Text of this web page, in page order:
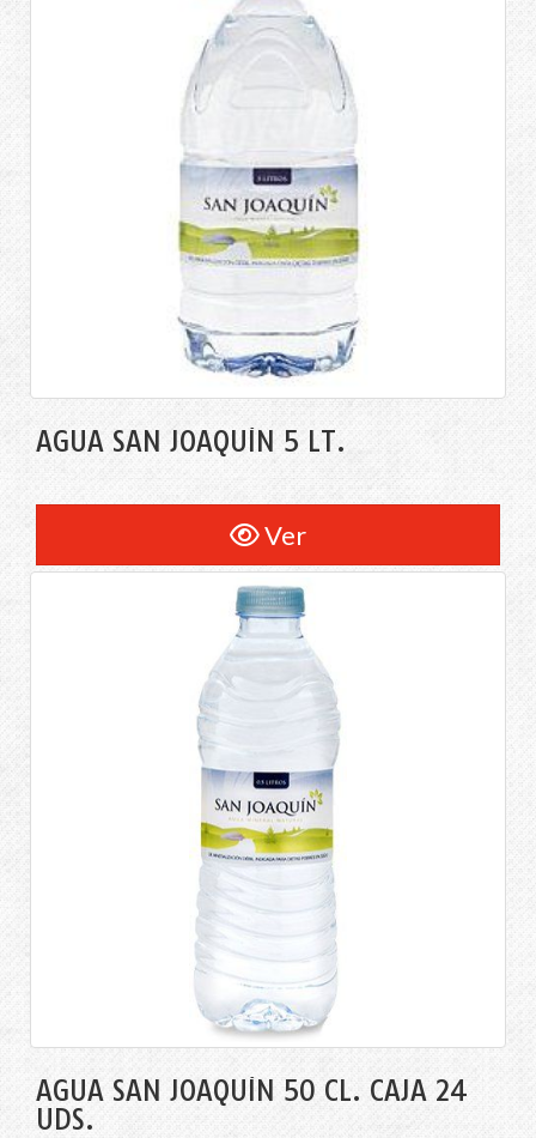
AGUA SAN JOAQUÍN 5 LT.
Ver
AGUA SAN JOAQUÍN 50 CL. CAJA 24
UDS.